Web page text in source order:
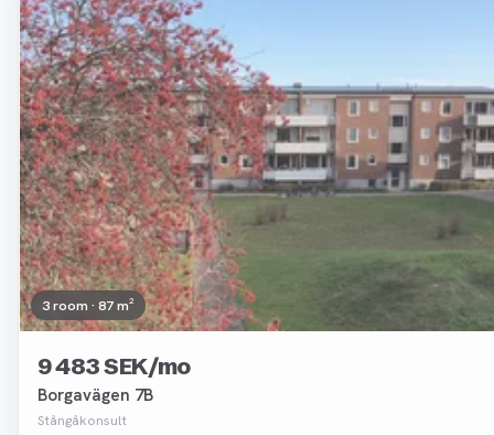
3 room · 87 m²
9 483 SEK/mo
Borgavägen 7B
Stångåkonsult